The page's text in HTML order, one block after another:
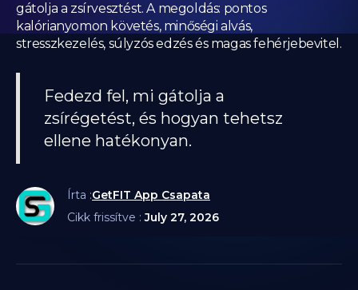
gátolja a zsírvesztést. A megoldás: pontos
kalórianyomon követés, minőségi alvás,
stresszkezelés, súlyzós edzés és magas fehérjebevitel.
Fedezd fel, mi gátolja a
zsírégetést, és hogyan tehetsz
ellene hatékonyan.
Írta :GetFIT App Csapata
Cikk frissítve :July 27, 2026